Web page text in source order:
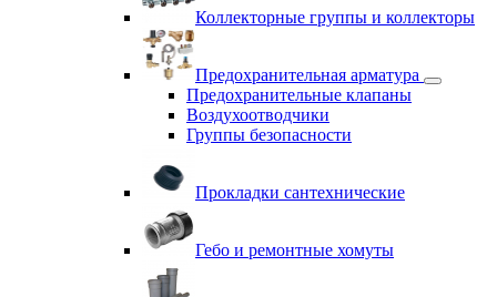
Коллекторные группы и коллекторы
Предохранительная арматура
Предохранительные клапаны
Воздухоотводчики
Группы безопасности
Прокладки сантехнические
Гебо и ремонтные хомуты